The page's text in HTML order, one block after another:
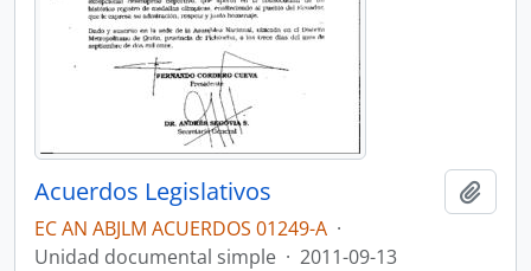
Acuerdos Legislativos
EC AN ABJLM ACUERDOS 01249-A ·
Unidad documental simple · 2011-09-13